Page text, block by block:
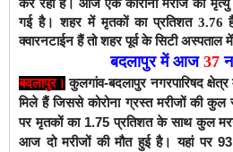
कर रही है। आज एक कोरोना मरीज की मृत्यु
गई है। शहर में मृतकों का प्रतिशत 3.76
क्वारनटाईन हैं तो शहर पूर्व के सिटी
बदलापुर में आज 37
बदलापुर। कुलगांव-बदलापुर नगरपारिषद
मिले हैं जिससे कोरोना ग्रस्त मरीजों की कुल
पर मृतकों का 1.75प्रतिशत के साथ कुल
आज दो मरीजों की मौत हुई है।यहां पर